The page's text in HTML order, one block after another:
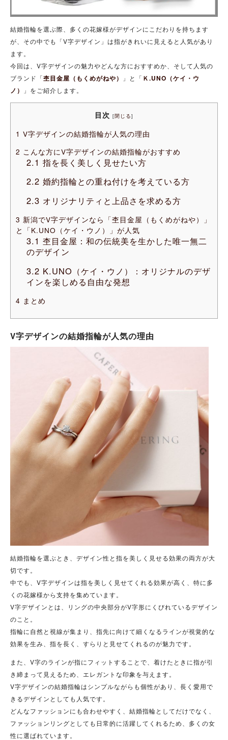
結婚指輪を選ぶ際、多くの花嫁様がデザインにこだわりを持ちます
が、その中でも「V字デザイン」は指がきれいに見えると人気があり
ます。
今回は、V字デザインの魅力やどんな方におすすめか、そして人気の
ブランド「杢目金屋（もくめがねや） 」と「 Ｋ.UNO（ケイ・ウ
ノ）
」をご紹介します。
目次 [閉じる]
1 V字デザインの結婚指輪が人気の理由
2 こんな方にV字デザインの結婚指輪がおすすめ
2.1 指を長く美しく見せたい方
2.2 婚約指輪との重ね付けを考えている方
2.3 オリジナリティと上品さを求める方
3 新潟でV字デザインなら「杢目金屋（もくめがねや）」
と「K.UNO（ケイ・ウノ）」が人気
3.1 杢目金屋：和の伝統美を生かした唯一無二
のデザイン
3.2 K.UNO（ケイ・ウノ）：オリジナルのデザ
インを楽しめる自由な発想
4 まとめ
V字デザインの結婚指輪が人気の理由
結婚指輪を選ぶとき、デザイン性と指を美しく見せる効果の両方が大
切です。
中でも、V字デザインは指を美しく見せてくれる効果が高く、特に多
くの花嫁様から支持を集めています。
V字デザインとは、リングの中央部分がV字形にくびれているデザイン
のこと。
指輪に自然と視線が集まり、指先に向けて細くなるラインが視覚的な
効果を生み、指を長く、すらりと見せてくれるのが魅力です。
また、V字のラインが指にフィットすることで、着けたときに指が引
き締まって見えるため、エレガントな印象を与えます。
V字デザインの結婚指輪はシンプルながらも個性があり、長く愛用で
きるデザインとしても人気です。
どんなファッションにも合わせやすく、結婚指輪としてだけでなく、
ファッションリングとしても日常的に活躍してくれるため、多くの女
性に選ばれています。